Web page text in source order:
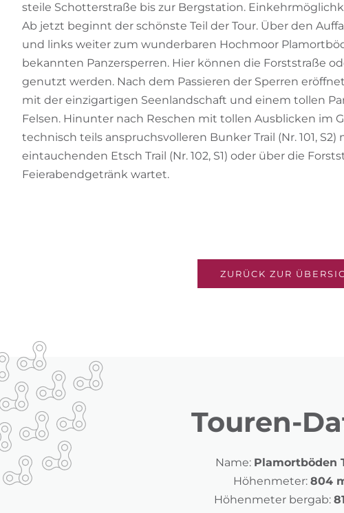
steile Schotterstraße bis zur Bergstation.
Ab jetzt beginnt der schönste Teil der Tour. Über den
und links weiter zum wunderbaren Hochmoor
bekannten Panzersperren. Hier können die Forststraße
genutzt werden. Nach dem Passieren der Sperren
mit der einzigartigen Seenlandschaft und einem tollen
Felsen. Hinunter nach Reschen mit tollen Ausblicken im
technisch teils anspruchsvolleren Bunker Trail (Nr. 101,
eintauchenden Etsch Trail (Nr. 102, S1) oder über die
Feierabendgetränk wartet.
ZURÜCK ZUR
Touren-
Name: Plamortböden
Höhenmeter: 804
Höhenmeter bergab: